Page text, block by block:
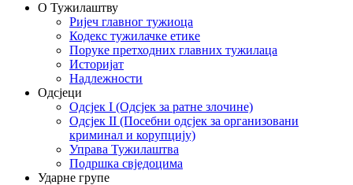
О Тужилаштву
Ријеч главног тужиоца
Кодекс тужилачке етике
Поруке претходних главних тужилаца
Историјат
Надлежности
Одсјеци
Одсјек I (Одсјек за ратне злочине)
Одсјек II (Посебни одсјек за организовани
криминал и корупцију)
Управа Тужилаштва
Подршка свједоцима
Ударне групе